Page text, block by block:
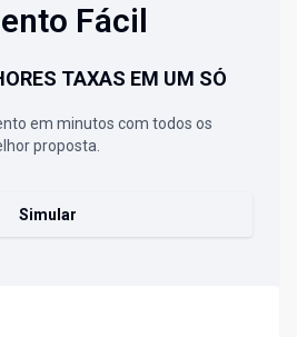
Fácil
TAXAS EM UM SÓ
em minutos com todos os
proposta.
Simular